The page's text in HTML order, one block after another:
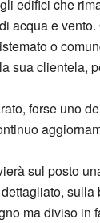
edifici che
acqua e
o
sua clientela,
forse uno
sul posto
ma diviso in